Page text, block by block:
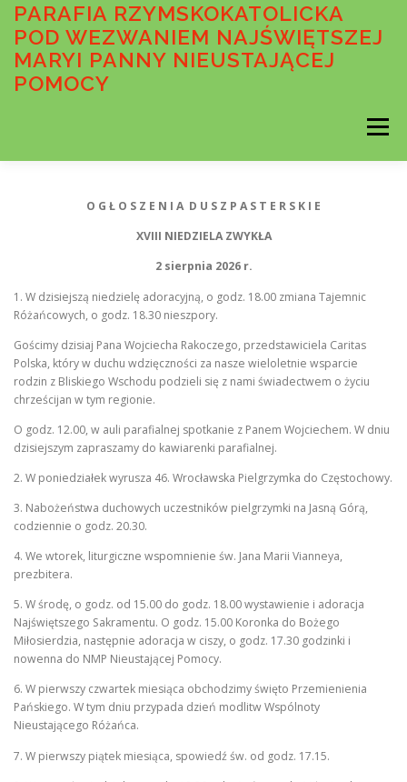
Przejdź
treści
PARAFIA RZYMSKOKATOLICKA
POD WEZWANIEM NAJŚWIĘTSZEJ
MARYI PANNY NIEUSTAJĄCEJ
POMOCY
Menu
O PARAFII
MEDIA STANDARDY OCHRONY MAŁOLETNICH
O G Ł O S Z E N I A D U S Z P A S T E R S K I E
XVIII NIEDZIELA ZWYKŁA
2 sierpnia 2026 r.
1. W dzisiejszą niedzielę adoracyjną, o godz. 18.00 zmiana Tajemnic
Różańcowych, o godz. 18.30 nieszpory.
Gościmy dzisiaj Pana Wojciecha Rakoczego, przedstawiciela Caritas
Polska, który w duchu wdzięczności za nasze wieloletnie wsparcie
rodzin z Bliskiego Wschodu podzieli się z nami świadectwem o życiu
chrześcijan w tym regionie.
O godz. 12.00, w auli parafialnej spotkanie z Panem Wojciechem. W dniu
dzisiejszym zapraszamy do kawiarenki parafialnej.
2. W poniedziałek wyrusza 46. Wrocławska Pielgrzymka do Częstochowy.
3. Nabożeństwa duchowych uczestników pielgrzymki na Jasną Górą,
codziennie o godz. 20.30.
4. We wtorek, liturgiczne wspomnienie św. Jana Marii Vianneya,
prezbitera.
5. W środę, o godz. od 15.00 do godz. 18.00 wystawienie i adoracja
Najświętszego Sakramentu. O godz. 15.00 Koronka do Bożego
Miłosierdzia, następnie adoracja w ciszy, o godz. 17.30 godzinki i
nowenna do NMP Nieustającej Pomocy.
6. W pierwszy czwartek miesiąca obchodzimy święto Przemienienia
Pańskiego. W tym dniu przypada dzień modlitw Wspólnoty
Nieustającego Różańca.
7. W pierwszy piątek miesiąca, spowiedź św. od godz. 17.15.